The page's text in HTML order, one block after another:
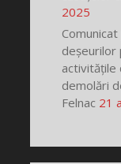
2025
deșeurilor
activitățile
demolări
Felnac 21